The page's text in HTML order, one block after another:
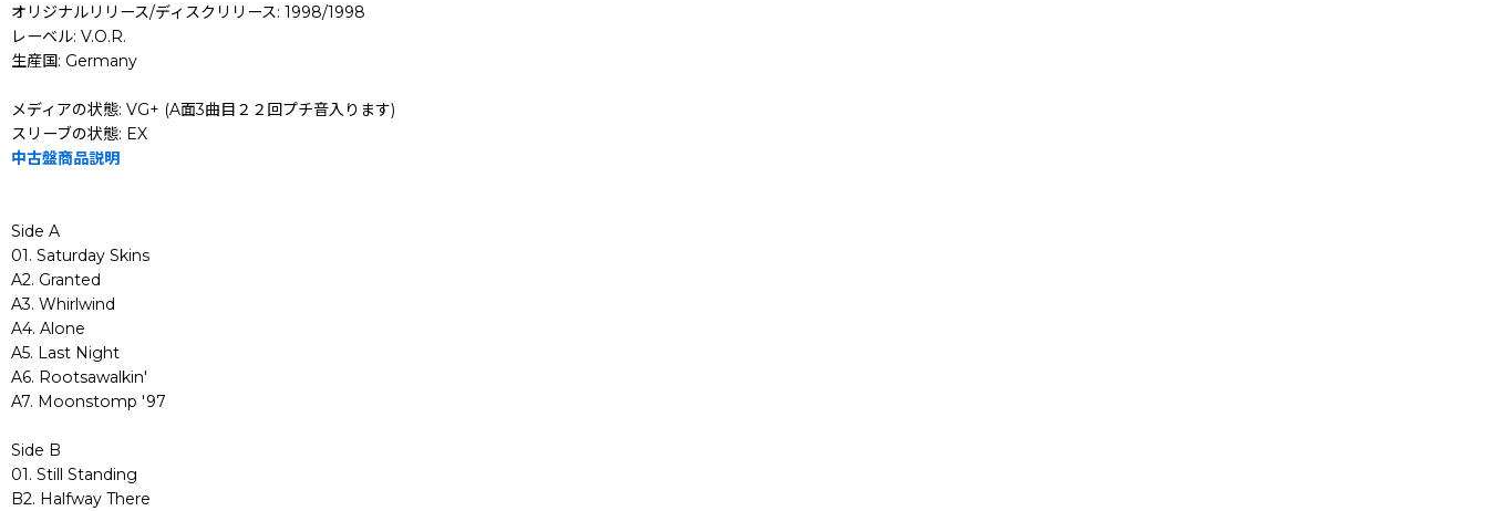
オリジナルリリース/ディスクリリース: 1998/1998
レーベル: V.O.R.
生産国: Germany
メディアの状態: VG+ (A面3曲目２２回プチ音入ります)
スリーブの状態: EX
中古盤商品説明
Side A
01. Saturday Skins
A2. Granted
A3. Whirlwind
A4. Alone
A5. Last Night
A6. Rootsawalkin'
A7. Moonstomp '97
Side B
01. Still Standing
B2. Halfway There